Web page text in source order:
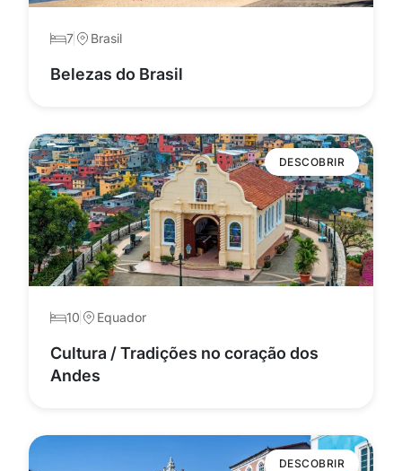
7 Brasil
Belezas do Brasil
DESCOBRIR
10 Equador
Cultura / Tradições no coração dos
Andes
DESCOBRIR